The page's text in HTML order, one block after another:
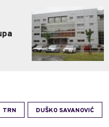
0
TRN DUŠKO SAVANOVIĆ